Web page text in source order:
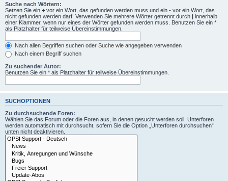
Suche nach Wörtern:
Setzen Sie ein + vor ein Wort, das gefunden werden muss und ein - vor ein Wort, das
nicht gefunden werden darf. Verwenden Sie mehrere Wörter getrennt durch | innerhalb
einer Klammer, wenn nur eines der Wörter gefunden werden muss. Benutzen Sie ein *
als Platzhalter für teilweise Übereinstimmungen.
Nach allen Begriffen suchen oder Suche wie angegeben verwenden
Nach einem Begriff suchen
Zu suchender Autor:
Benutzen Sie ein * als Platzhalter für teilweise Übereinstimmungen.
SUCHOPTIONEN
Zu durchsuchende Foren:
Wählen Sie das Forum oder die Foren aus, in denen gesucht werden soll. Unterforen
werden automatisch mit durchsucht, sofern Sie die Option „Unterforen durchsuchen“
unten nicht deaktivieren.